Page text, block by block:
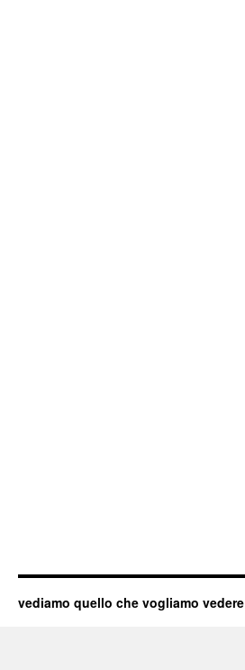
vediamo quello che vogliamo vedere